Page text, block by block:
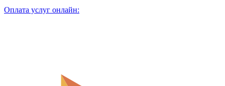
Оплата услуг онлайн: